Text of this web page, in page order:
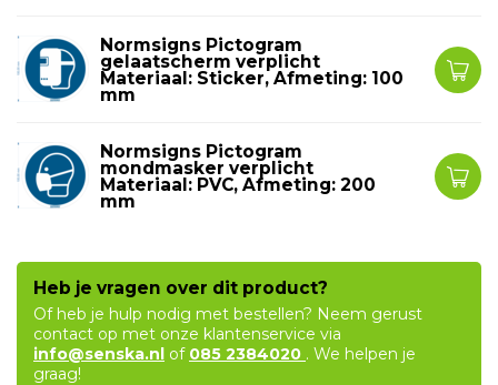
Normsigns Pictogram
gelaatscherm verplicht
Materiaal: Sticker, Afmeting: 100
mm
Normsigns Pictogram
mondmasker verplicht
Materiaal: PVC, Afmeting: 200
mm
Heb je vragen over dit product?
Of heb je hulp nodig met bestellen? Neem gerust
contact op met onze klantenservice via
info@senska.nl of 085 2384020 . We helpen je
graag!